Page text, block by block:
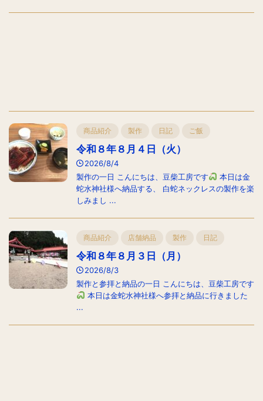
商品紹介 製作 日記 ご飯
令和８年８月４日（火）
2026/8/4
製作の一日 こんにちは、豆柴工房です
本日は金
蛇水神社様へ納品する、 白蛇ネックレスの製作を楽
しみまし ...
商品紹介 店舗納品 製作 日記
令和８年８月３日（月）
2026/8/3
製作と参拝と納品の一日 こんにちは、豆柴工房です
本日は金蛇水神社様へ参拝と納品に行きました
...